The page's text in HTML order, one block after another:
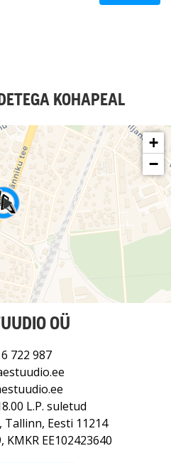
KOHAPEAL
+
−
OÜ
722 987
L.P. suletud
Eesti 11214
KMKR EE102423640